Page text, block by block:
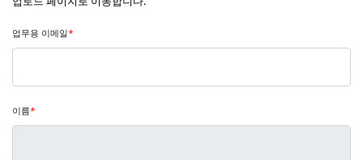
업무용 이메일*
이름*